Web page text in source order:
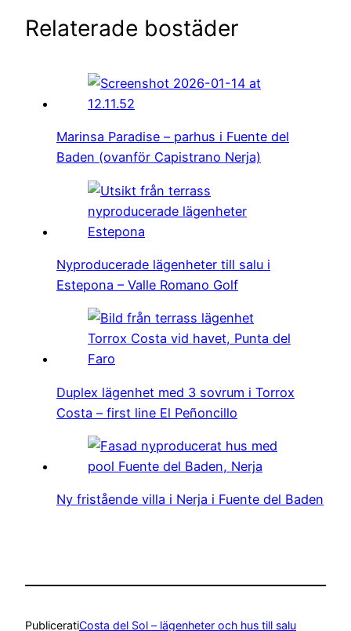
Relaterade bostäder
Marinsa Paradise – parhus i Fuente del
Baden (ovanför Capistrano Nerja)
Nyproducerade lägenheter till salu i
Estepona – Valle Romano Golf
Duplex lägenhet med 3 sovrum i Torrox
Costa – first line El Peñoncillo
Ny fristående villa i Nerja i Fuente del Baden
PubliceratiCosta del Sol – lägenheter och hus till salu